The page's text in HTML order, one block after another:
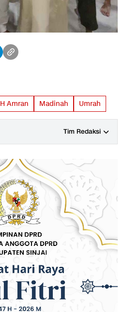
H Amran Madinah Umrah
Tim Redaksi